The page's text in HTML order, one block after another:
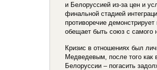
и Белоруссией из-за цен и
финальной стадией
противоречие
обещает быть союз с самого
Кризис в отношениях был
Медведевым, после того как
Белоруссии – погасить